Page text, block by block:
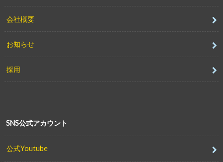
会社概要
お知らせ
採用
SNS公式アカウント
公式Youtube